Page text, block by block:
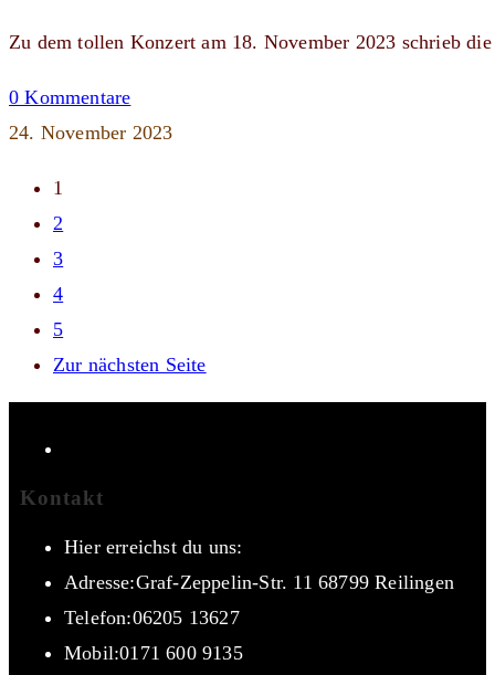
Zu dem tollen Konzert am 18. November 2023 schrieb
0 Kommentare
24. November 2023
1
2
3
4
5
Zur nächsten Seite
Kontakt
Hier erreichst du uns:
Adresse:Graf-Zeppelin-Str. 11 68799 Reilingen
Telefon:06205 13627
Mobil:0171 600 9135